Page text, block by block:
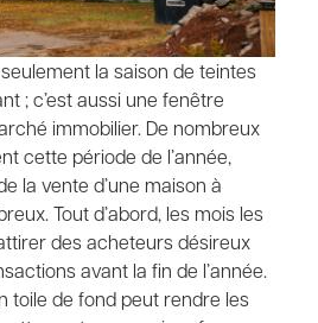
seulement la saison de teintes
; c’est aussi une fenêtre
immobilier. De nombreux
cette période de l’année,
la vente d’une maison à
Tout d’abord, les mois les
des acheteurs désireux
avant la fin de l’année.
toile de fond peut rendre les